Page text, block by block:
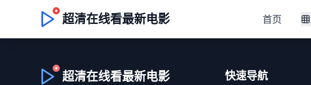
超清在线看最新电影 首页
超清在线看最新电影 快速导航